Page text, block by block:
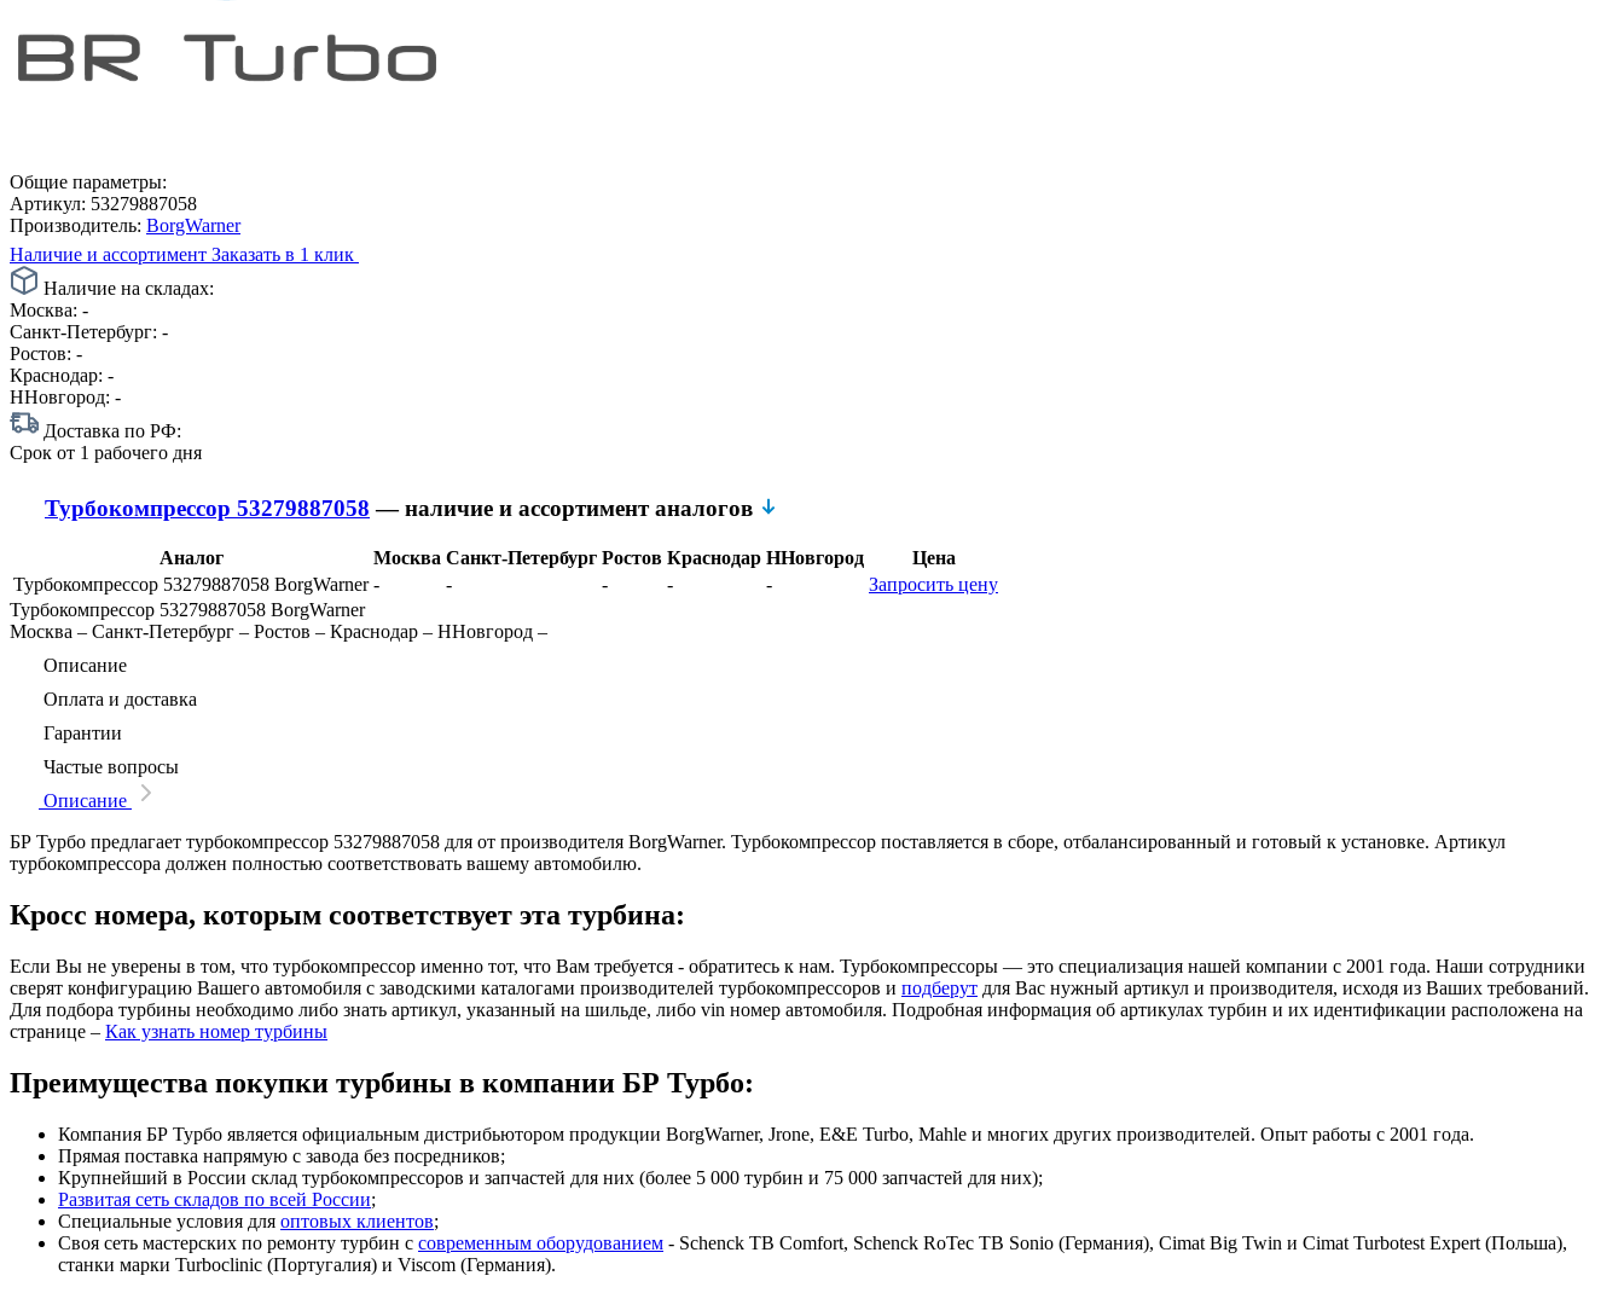
Общие параметры:
Артикул: 53279887058
Производитель: BorgWarner
Наличие и ассортимент Заказать в 1 клик
Наличие на складах:
Москва: -
Санкт-Петербург: -
Ростов: -
Краснодар: -
ННовгород: -
Доставка по РФ:
Срок от 1 рабочего дня
Турбокомпрессор 53279887058 — наличие и ассортимент аналогов
Аналог Москва Санкт-Петербург Ростов Краснодар ННовгород
Цена
Турбокомпрессор 53279887058 BorgWarner - - - - -
Запросить цену
Турбокомпрессор 53279887058 BorgWarner
Москва – Санкт-Петербург – Ростов – Краснодар – ННовгород –
Описание
Оплата и доставка
Гарантии
Частые вопросы
Описание
БР Турбо предлагает турбокомпрессор 53279887058 для от производителя BorgWarner. Турбокомпрессор поставляется в сборе, отбалансированный и готовый к установке. Артикул
турбокомпрессора должен полностью соответствовать вашему автомобилю.
Кросс номера, которым соответствует эта турбина:
Если Вы не уверены в том, что турбокомпрессор именно тот, что Вам требуется - обратитесь к нам. Турбокомпрессоры — это специализация нашей компании с 2001 года. Наши сотрудники
сверят конфигурацию Вашего автомобиля с заводскими каталогами производителей турбокомпрессоров и подберут для Вас нужный артикул и производителя, исходя из Ваших требований.
Для подбора турбины необходимо либо знать артикул, указанный на шильде, либо vin номер автомобиля. Подробная информация об артикулах турбин и их идентификации расположена на
странице – Как узнать номер турбины
Преимущества покупки турбины в компании БР Турбо:
Компания БР Турбо является официальным дистрибьютором продукции BorgWarner, Jrone, E&E Turbo, Mahle и многих других производителей. Опыт работы с 2001 года.
Прямая поставка напрямую с завода без посредников;
Крупнейший в России склад турбокомпрессоров и запчастей для них (более 5 000 турбин и 75 000 запчастей для них);
Развитая сеть складов по всей России;
Специальные условия для оптовых клиентов;
Своя сеть мастерских по ремонту турбин с современным оборудованием - Schenck TB Comfort, Schenck RoTec TB Sonio (Германия), Cimat Big Twin и Cimat Turbotest Expert (Польша),
станки марки Turboclinic (Португалия) и Viscom (Германия).